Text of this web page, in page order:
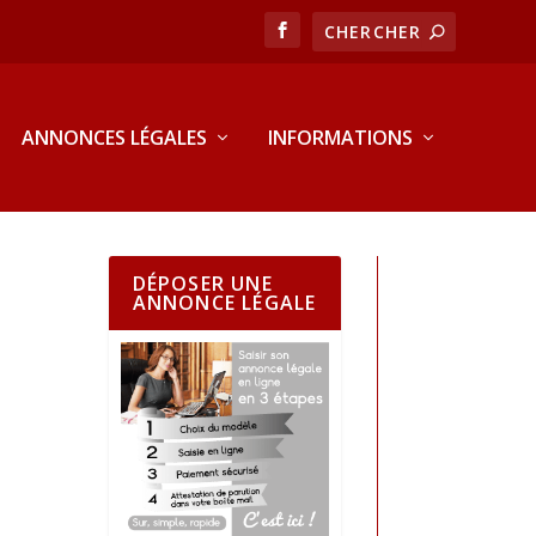
ANNONCES LÉGALES INFORMATIONS
DÉPOSER UNE
ANNONCE LÉGALE